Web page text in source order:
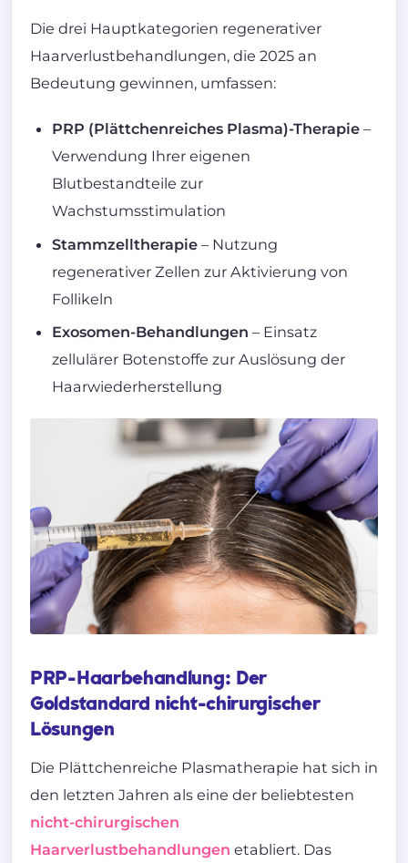
Die drei Hauptkategorien regenerativer
Haarverlustbehandlungen, die 2025 an
Bedeutung gewinnen, umfassen:
PRP (Plättchenreiches Plasma)-Therapie –
Verwendung Ihrer eigenen
Blutbestandteile zur
Wachstumsstimulation
Stammzelltherapie – Nutzung
regenerativer Zellen zur Aktivierung von
Follikeln
Exosomen-Behandlungen – Einsatz
zellulärer Botenstoffe zur Auslösung der
Haarwiederherstellung
PRP-Haarbehandlung: Der
Goldstandard nicht-chirurgischer
Lösungen
Die Plättchenreiche Plasmatherapie hat sich in
den letzten Jahren als eine der beliebtesten
nicht-chirurgischen
Haarverlustbehandlungen etabliert. Das